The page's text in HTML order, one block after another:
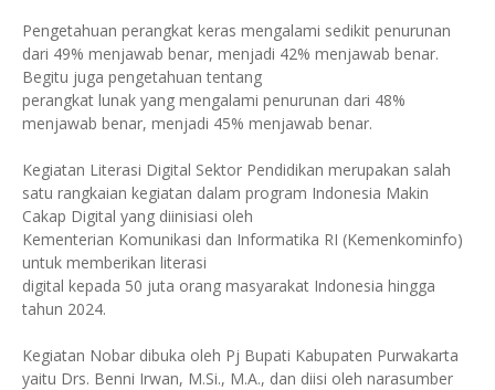
Pengetahuan perangkat keras mengalami sedikit penurunan
dari 49% menjawab benar, menjadi 42% menjawab benar.
Begitu juga pengetahuan tentang
perangkat lunak yang mengalami penurunan dari 48%
menjawab benar, menjadi 45% menjawab benar.
Kegiatan Literasi Digital Sektor Pendidikan merupakan salah
satu rangkaian kegiatan dalam program Indonesia Makin
Cakap Digital yang diinisiasi oleh
Kementerian Komunikasi dan Informatika RI (Kemenkominfo)
untuk memberikan literasi
digital kepada 50 juta orang masyarakat Indonesia hingga
tahun 2024.
Kegiatan Nobar dibuka oleh Pj Bupati Kabupaten Purwakarta
yaitu Drs. Benni Irwan, M.Si., M.A., dan diisi oleh narasumber